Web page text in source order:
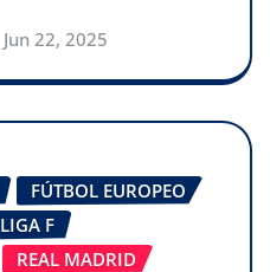
Jun 22, 2025
FÚTBOL EUROPEO
LIGA F
REAL MADRID